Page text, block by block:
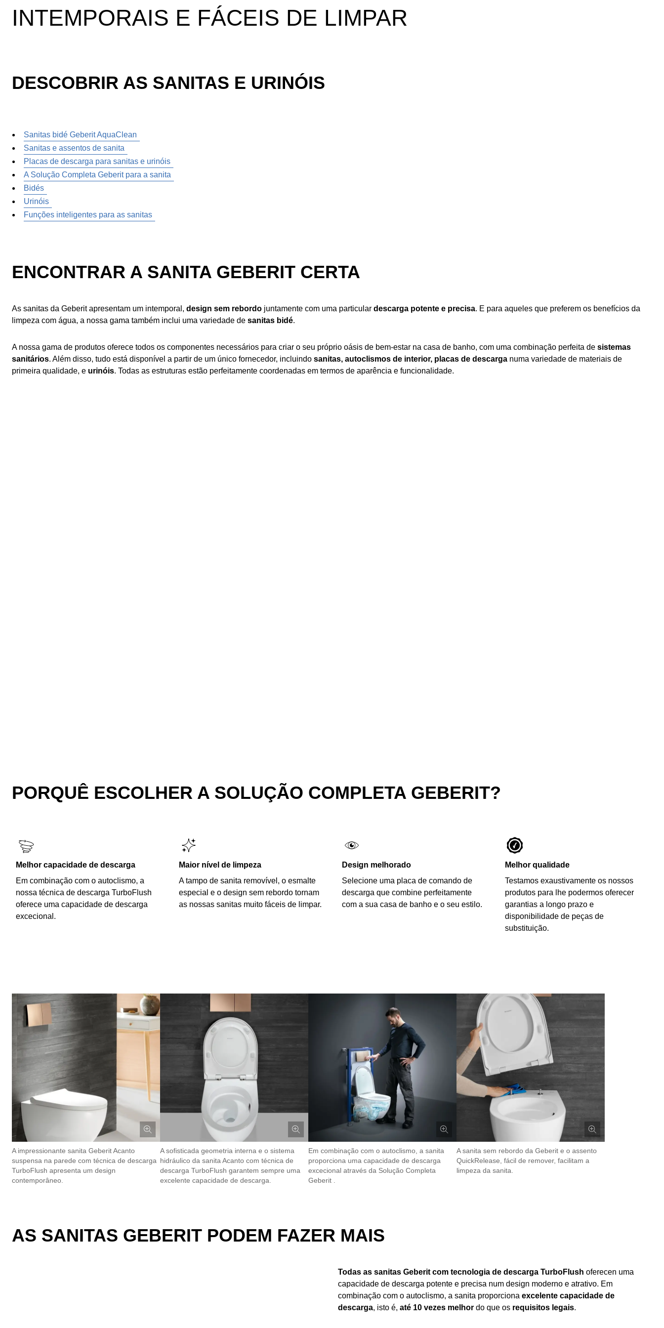
INTEMPORAIS E FÁCEIS DE LIMPAR
DESCOBRIR AS SANITAS E URINÓIS
Sanitas bidé Geberit AquaClean
Sanitas e assentos de sanita
Placas de descarga para sanitas e urinóis
A Solução Completa Geberit para a sanita
Bidés
Urinóis
Funções inteligentes para as sanitas
ENCONTRAR A SANITA GEBERIT CERTA
As sanitas da Geberit apresentam um intemporal, design sem rebordo juntamente com uma particular descarga potente e precisa. E para aqueles que preferem os benefícios da
limpeza com água, a nossa gama também inclui uma variedade de sanitas bidé.
A nossa gama de produtos oferece todos os componentes necessários para criar o seu próprio oásis de bem-estar na casa de banho, com uma combinação perfeita de sistemas
sanitários. Além disso, tudo está disponível a partir de um único fornecedor, incluindo sanitas, autoclismos de interior, placas de descarga numa variedade de materiais de
primeira qualidade, e urinóis. Todas as estruturas estão perfeitamente coordenadas em termos de aparência e funcionalidade.
PORQUÊ ESCOLHER A SOLUÇÃO COMPLETA GEBERIT?
Melhor capacidade de descarga
Em combinação com o autoclismo, a
nossa técnica de descarga TurboFlush
oferece uma capacidade de descarga
excecional.
Maior nível de limpeza
A tampo de sanita removível, o esmalte
especial e o design sem rebordo tornam
as nossas sanitas muito fáceis de limpar.
Design melhorado
Selecione uma placa de comando de
descarga que combine perfeitamente
com a sua casa de banho e o seu estilo.
Melhor qualidade
Testamos exaustivamente os nossos
produtos para lhe podermos oferecer
garantias a longo prazo e
disponibilidade de peças de
substituição.
A impressionante sanita Geberit Acanto
suspensa na parede com técnica de descarga
TurboFlush apresenta um design
contemporâneo.
A sofisticada geometria interna e o sistema
hidráulico da sanita Acanto com técnica de
descarga TurboFlush garantem sempre uma
excelente capacidade de descarga.
Em combinação com o autoclismo, a sanita
proporciona uma capacidade de descarga
excecional através da Solução Completa
Geberit .
A sanita sem rebordo da Geberit e o assento
QuickRelease, fácil de remover, facilitam a
limpeza da sanita.
AS SANITAS GEBERIT PODEM FAZER MAIS
Todas as sanitas Geberit com tecnologia de descarga TurboFlush oferecen uma
capacidade de descarga potente e precisa num design moderno e atrativo. Em
combinação com o autoclismo, a sanita proporciona excelente capacidade de
descarga, isto é, até 10 vezes melhor do que os requisitos legais.